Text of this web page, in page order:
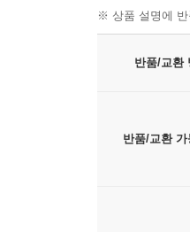
※ 상품 설명에 반
반품/교환
반품/교환